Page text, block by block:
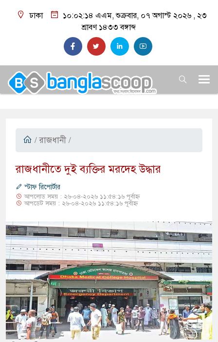
ঢাকা ১০:০২:১৫ এএম, শুক্রবার, ০৭ অগাস্ট ২০২৬ , ২৩
শ্রাবণ ১৪৩৩ বঙ্গাব্দ
/ রাজধানী /
রাজধানীতে দুই ব্যক্তির মরদেহ উদ্ধার
স্টাফ রিপোর্টার
আপলোড সময় : ২৬-০৪-২০২৬ ১১:৫৪:১৬ পূর্বাহ্ন
আপডেট সময় : ২৬-০৪-২০২৬ ১১:৫৪:১৬ পূর্বাহ্ন